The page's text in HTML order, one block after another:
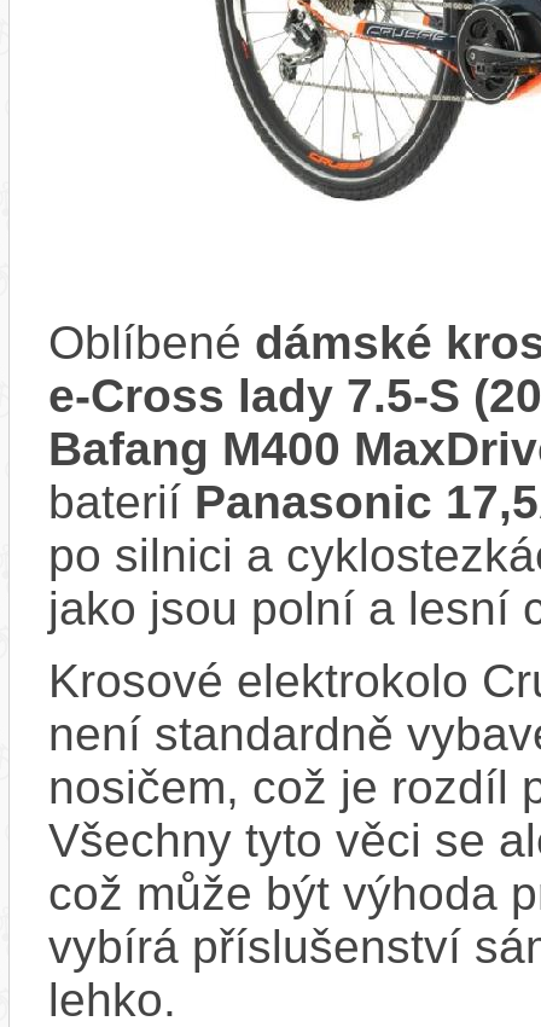
Oblíbené dámské
e-Cross lady 7.5-S
Bafang M400
baterií Panasonic
po silnici a
jako jsou polní a lesní
Krosové elektrokolo
není standardně
nosičem, což je rozdíl
Všechny tyto věci se
což může být výhoda
vybírá příslušenství
lehko.